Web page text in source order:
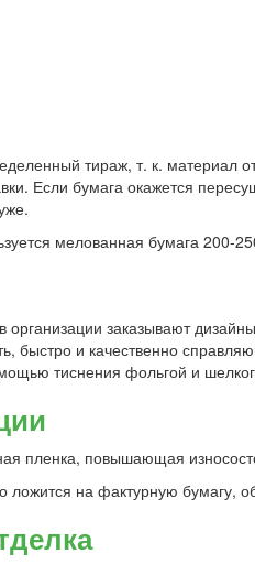
тираж, т. к. материал
Если бумага окажется
мелованная бумага 200-
заказывают
быстро и качественно
тиснения фольгой и
пленка, повышающая
ложится на фактурную